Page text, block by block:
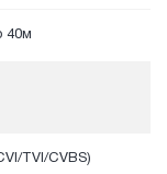
40м
TVI/CVBS)